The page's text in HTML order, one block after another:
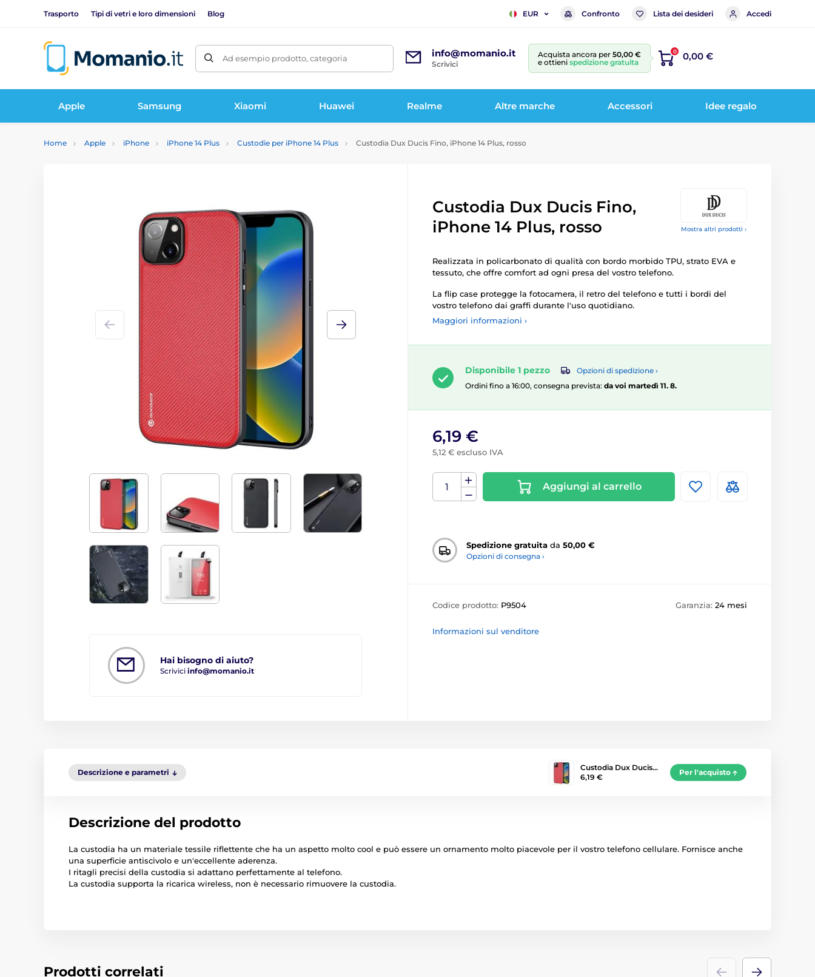
Trasporto Tipi di vetri e loro dimensioni Blog EUR Confronto Lista dei desideri Accedi
Ad esempio prodotto, categoria info@momanio.it
Scrivici
Acquista ancora per 50,00 €
e ottieni spedizione gratuita
0 0,00 €
Apple Samsung Xiaomi Huawei Realme Altre marche Accessori Idee regalo
Home Apple iPhone iPhone 14 Plus Custodie per iPhone 14 Plus Custodia Dux Ducis Fino, iPhone 14 Plus, rosso
Mostra altri prodotti ›
Hai bisogno di aiuto?
Scrivici info@momanio.it
Custodia Dux Ducis Fino,
iPhone 14 Plus, rosso
Realizzata in policarbonato di qualità con bordo morbido TPU, strato EVA e
tessuto, che offre comfort ad ogni presa del vostro telefono.
La flip case protegge la fotocamera, il retro del telefono e tutti i bordi del
vostro telefono dai graffi durante l'uso quotidiano.
Maggiori informazioni ›
Disponibile 1 pezzo
Opzioni di spedizione ›
Ordini fino a 16:00, consegna prevista: da voi martedì 11. 8.
6,19 €
5,12 € escluso IVA
Aggiungi al carrello
Spedizione gratuita da 50,00 €
Opzioni di consegna ›
Codice prodotto: P9504 Garanzia: 24 mesi
Informazioni sul venditore
Descrizione e parametri
Custodia Dux Ducis…
6,19 €
Per l'acquisto
Descrizione del prodotto
La custodia ha un materiale tessile riflettente che ha un aspetto molto cool e può essere un ornamento molto piacevole per il vostro telefono cellulare. Fornisce anche
una superficie antiscivolo e un'eccellente aderenza.
I ritagli precisi della custodia si adattano perfettamente al telefono.
La custodia supporta la ricarica wireless, non è necessario rimuovere la custodia.
Prodotti correlati